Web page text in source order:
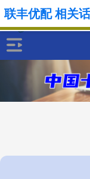
联丰优配 相关